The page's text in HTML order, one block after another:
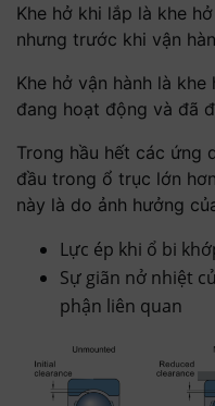
Khe hở khi lắp là khe
nhưng trước khi vận
Khe hở vận hành là
đang hoạt động và đã
Trong hầu hết các ứng
đầu trong ổ trục lớn
này là do ảnh hưởng
Lực ép khi ổ bi
Sự giãn nở nhiệt
phận liên quan